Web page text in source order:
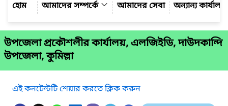
আমাদের সম্পর্কে
আমাদের সেবা অন্যান্য কার্যালয়
উপজেলা প্রকৌশলীর কার্যালয়, এলজিইডি, দাউদকান্দি
উপজেলা, কুমিল্লা
এই কনটেন্টটি শেয়ার করতে ক্লিক করুন